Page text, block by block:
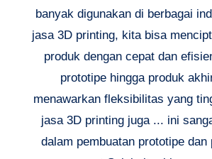
banyak digunakan di berbagai
jasa 3D printing, kita bisa
produk dengan cepat dan
prototipe hingga produk
menawarkan fleksibilitas yang
jasa 3D printing juga ... ini
dalam pembuatan prototipe dan